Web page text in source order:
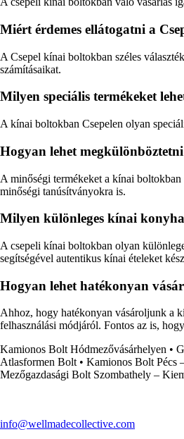
Miért érdemes ellátogatni a
A Csepel kínai boltokban széles
számításaikat.
Milyen speciális termékeket
A kínai boltokban Csepelen olyan
Hogyan lehet
A minőségi termékeket a kínai boltokban
minőségi tanúsítványokra is.
Milyen különleges kínai
A csepeli kínai boltokban olyan
segítségével autentikus kínai ételeket
Hogyan lehet hatékonyan
Ahhoz, hogy hatékonyan vásároljunk a
felhasználási módjáról. Fontos az is,
Kamionos Bolt Hódmezővásárhelyen •
Atlasformen Bolt• Kamionos Bolt Pécs
Mezőgazdasági Bolt Szombathely –
info@wellmadecollective.com